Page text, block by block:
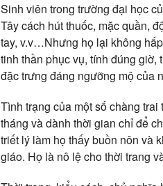
Sinh viên trong trường đại học
Tây cách hút thuốc, mặc quần,
tay, v.v…Nhưng họ lại không
tinh thần phục vụ, tính đúng
đặc trưng đáng ngưỡng mộ của
Tình trạng của một số chàng
tháng và dành thời gian chỉ để
triết lý làm họ thấy buồn nôn và
giáo. Họ là nô lệ cho thời trang